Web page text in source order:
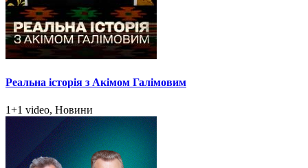
Реальна історія з Акімом Галімовим
1+1 video, Новини